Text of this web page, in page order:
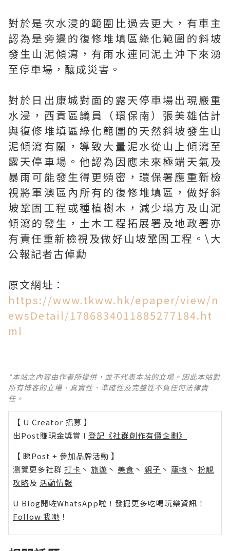
對於是次水浸的範圍比過去更大，有車主
認為是旁邊的復修堆填區綠化範圍的斜坡
發生山泥傾瀉，有雨水連同泥土沖下來湧
至停車場，釀成災害。
對於日出康城對面的露天停車場出現嚴重
水浸，西貢區議員（環保南）張美雄估計
與復修堆填區綠化範圍的天然斜坡發生山
泥傾瀉有關，導致大量泥水從山上傾瀉至
露天停車場。他認為因應未來極端天氣及
暴雨可能發生得更頻密，環保署應重新檢
視將軍澳區內所有的復修堆填區，做好斜
坡鞏固工程或種植樹木，減少塌方及山泥
傾瀉的發生，土木工程拓展署及地政署亦
有責任重新檢視及做好山坡鞏固工程。\大
公報記者古倬勳
原文網址：
https://www.tkww.hk/epaper/view/n
ewsDetail/1786834011885277184.ht
ml
*本站之內容由作者所提供，並不代表本站的立場。因此本站對
所有博客的立場、真實性、準確性及完整性不負任何法律責
任。
【 U Creator 招募 】
出Post賺現金獎賞 l 登記《社群創作有價企劃》
【 睇Post + 參加品牌活動 】
瀏覽更多社群 打卡 丶 旅遊 丶 美食 丶 親子 丶 寵物 丶 扮靚
攻略及 活動情報
U Blog開咗WhatsApp啦！發掘更多吃喝玩樂資訊！
Follow 我哋 ！